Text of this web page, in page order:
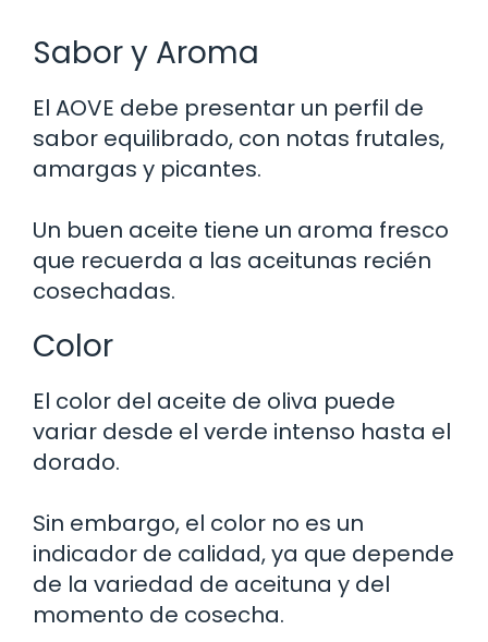
Sabor y Aroma
El AOVE debe presentar un perfil de
sabor equilibrado, con notas frutales,
amargas y picantes.
Un buen aceite tiene un aroma fresco
que recuerda a las aceitunas recién
cosechadas.
Color
El color del aceite de oliva puede
variar desde el verde intenso hasta el
dorado.
Sin embargo, el color no es un
indicador de calidad, ya que depende
de la variedad de aceituna y del
momento de cosecha.